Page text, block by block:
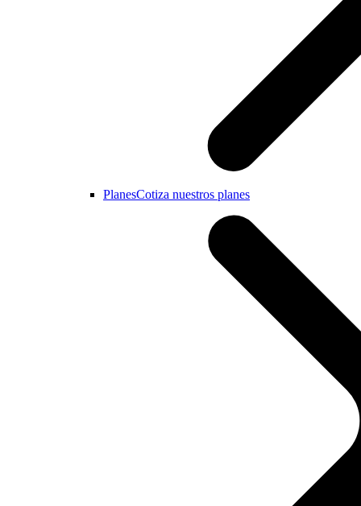
PlanesCotiza nuestros planes